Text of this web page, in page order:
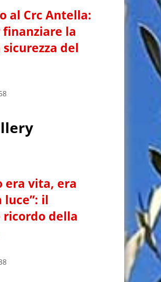
al Crc Antella:
finanziare la
del
era vita, era
luce”: il
della